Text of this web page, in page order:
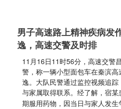
男子高速路上精神疾病发
逸，高速交警及时排
11月16日11时56分，高速交警
警，称一辆小型面包车在秦滨
逸。大队民警通过监控视频追
与家属取得联系。经了解，宿
期服用药物，因当日与家人发生